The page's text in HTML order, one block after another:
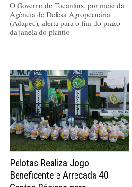
O Governo do Tocantins, por meio da
Agência de Defesa Agropecuária
(Adapec), alerta para o fim do prazo
da janela do plantio
Pelotas Realiza Jogo
Beneficente e Arrecada 40